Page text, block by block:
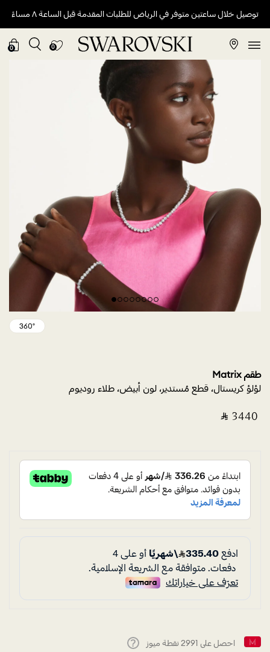
توصيل خلال ساعتين متوفر في الرياض للطلبات المقدمة قبل الساعة ٨ مساءً
0
0
طقم Matrix
لؤلؤ كريستال، قطع مُستدير، لون أبيض، طلاء روديوم
‎ ⃁ ⁦3440⁩ ‎
احصل على 2991 نقطة ميوز